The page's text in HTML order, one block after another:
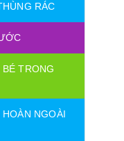
RÁC
TRONG
NGOÀI